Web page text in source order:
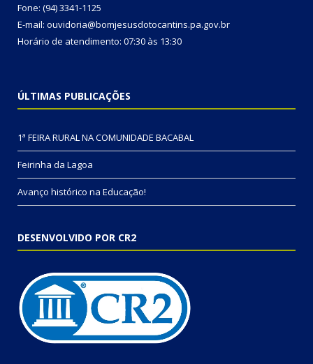
Fone: (94) 3341-1125
E-mail: ouvidoria@bomjesusdotocantins.pa.gov.br
Horário de atendimento: 07:30 às 13:30
ÚLTIMAS PUBLICAÇÕES
1ª FEIRA RURAL NA COMUNIDADE BACABAL
Feirinha da Lagoa
Avanço histórico na Educação!
DESENVOLVIDO POR CR2